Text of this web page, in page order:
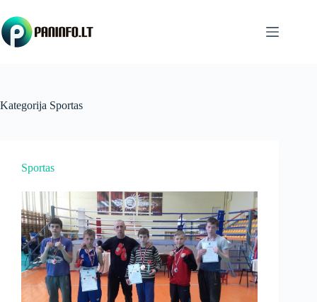
to
content
Kategorija Sportas
Sportas